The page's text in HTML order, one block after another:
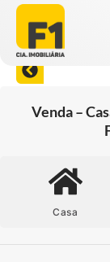
Venda –
Casa